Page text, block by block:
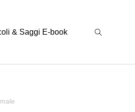
& Saggi E-book